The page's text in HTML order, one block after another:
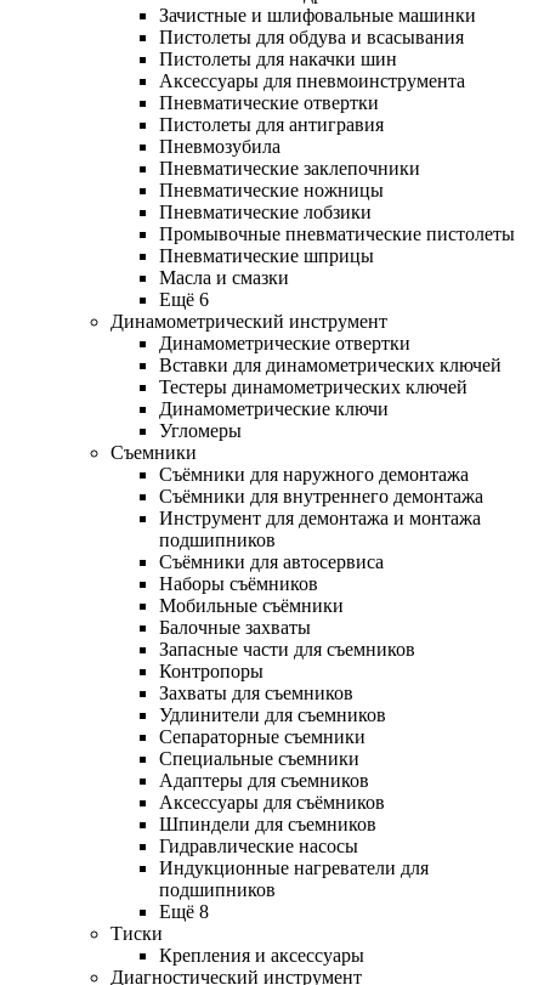
Зачистные и шлифовальные машинки
Пистолеты для обдува и всасывания
Пистолеты для накачки шин
Аксессуары для пневмоинструмента
Пневматические отвертки
Пистолеты для антигравия
Пневмозубила
Пневматические заклепочники
Пневматические ножницы
Пневматические лобзики
Промывочные пневматические пистолеты
Пневматические шприцы
Масла и смазки
Ещё 6
Динамометрический инструмент
Динамометрические отвертки
Вставки для динамометрических ключей
Тестеры динамометрических ключей
Динамометрические ключи
Угломеры
Съемники
Съёмники для наружного демонтажа
Съёмники для внутреннего демонтажа
Инструмент для демонтажа и монтажа
подшипников
Съёмники для автосервиса
Наборы съёмников
Мобильные съёмники
Балочные захваты
Запасные части для съемников
Контропоры
Захваты для съемников
Удлинители для съемников
Сепараторные съемники
Специальные съемники
Адаптеры для съемников
Аксессуары для съёмников
Шпиндели для съемников
Гидравлические насосы
Индукционные нагреватели для
подшипников
Ещё 8
Тиски
Крепления и аксессуары
Диагностический инструмент